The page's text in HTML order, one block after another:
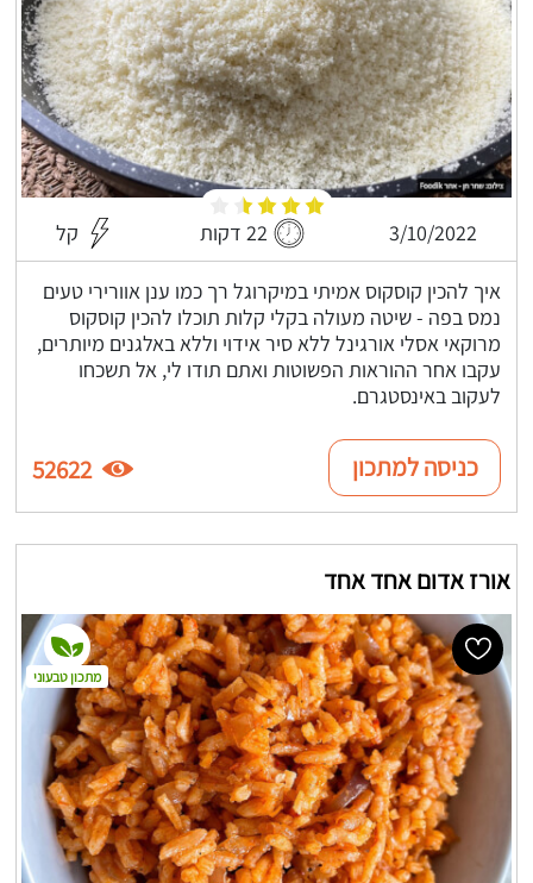
3/10/2022 22 דקות קל
איך להכין קוסקוס אמיתי במיקרוגל רך כמו ענן אוורירי טעים
נמס בפה - שיטה מעולה בקלי קלות תוכלו להכין קוסקוס
מרוקאי אסלי אורגינל ללא סיר אידוי וללא באלגנים מיותרים,
עקבו אחר ההוראות הפשוטות ואתם תודו לי, אל תשכחו
לעקוב באינסטגרם.
כניסה למתכון 52622
אורז אדום אחד אחד
מתכון טבעוני